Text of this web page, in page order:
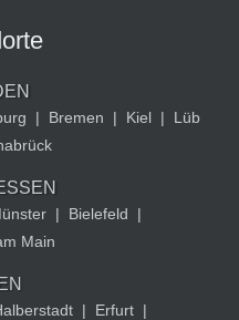
| Bremen | Kiel |
Lüb
| Bielefeld
|
Main
| Erfurt |